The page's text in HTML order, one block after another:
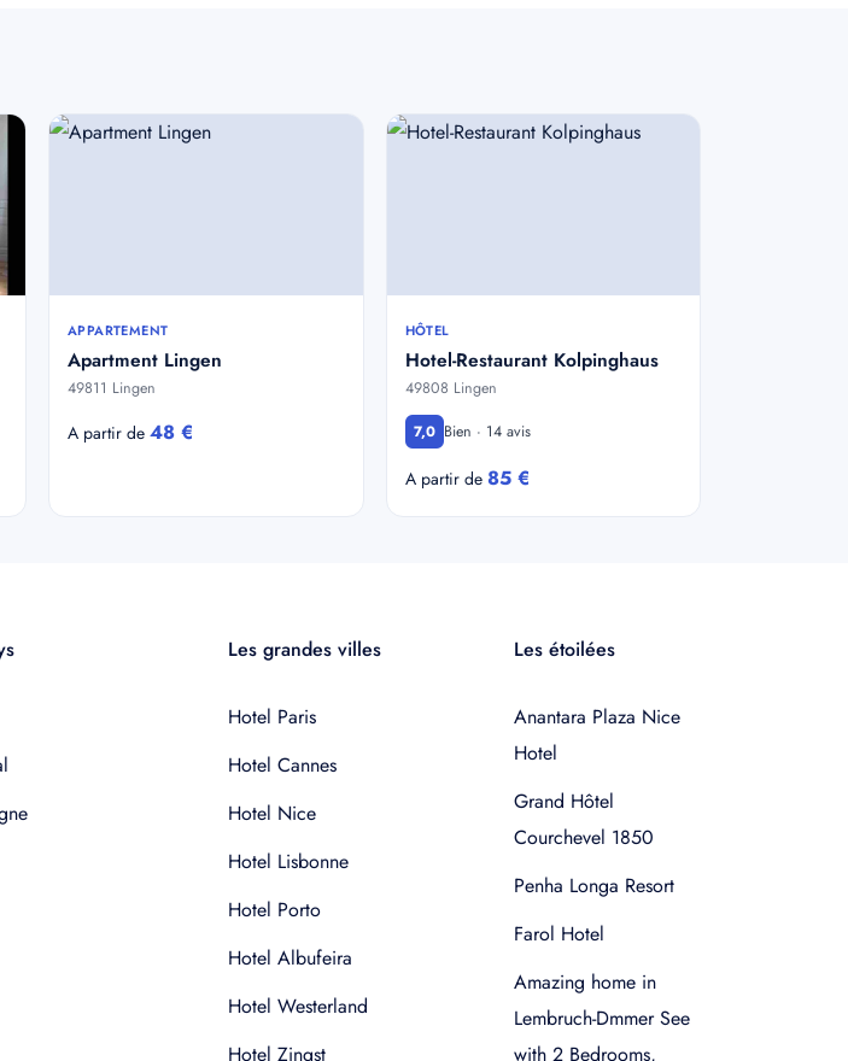
APPARTEMENT
Apartment Lingen
49811 Lingen
A partir de 48 €
HÔTEL
Hotel-Restaurant Kolpinghaus
49808 Lingen
7,0 Bien · 14 avis
A partir de 85 €
Les grandes villes
Hotel Paris
Hotel Cannes
Hotel Nice
Hotel Lisbonne
Hotel Porto
Hotel Albufeira
Hotel Westerland
Hotel Zingst
Les étoilées
Anantara Plaza Nice
Hotel
Grand Hôtel
Courchevel 1850
Penha Longa Resort
Farol Hotel
Amazing home in
Lembruch-Dmmer See
with 2 Bedrooms,